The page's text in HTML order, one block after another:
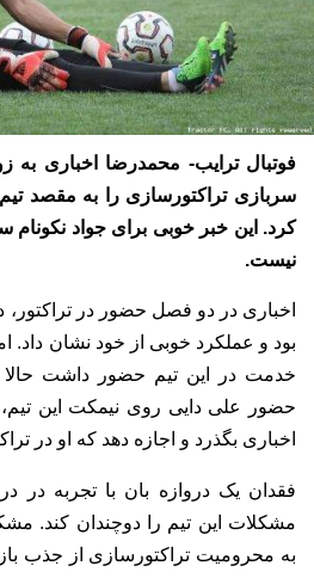
فوتبال ترایب- محمدرضا اخباری به
سربازی تراکتورسازی را به مقصد
کرد. این خبر خوبی برای جواد نکونام
نیست.
اخباری در دو فصل حضور در تراکتور،
بود و عملکرد خوبی از خود نشان داد.
خدمت در این تیم حضور داشت حالا
حضور علی دایی روی نیمکت این تیم،
اخباری بگذرد و اجازه دهد که او در
فقدان یک دروازه بان با تجربه در
مشکلات این تیم را دوچندان کند.
به محرومیت تراکتورسازی از جذب